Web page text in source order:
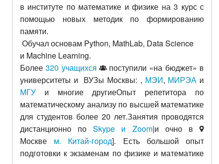
в институте по математике и физике на 3 курс с
помощью новых методик по формированию
памяти.
Обучал основам Python, MathLab, Data Science
и Machine Learning.
Более320 учащихся
поступили «на бюджет» в
университеты и ВУЗы Москвы: , МЭИ, МИРЭА и
МГУ и многие другиеОпыт репетитора по
математическому анализу по высшей математике
для студентов более 20 лет.Занятия проводятся
дистанционно поSkype и Zoom|и очно в
Москве м. Китай-город]. Есть большой опыт
подготовки к экзаменам по физике и математике